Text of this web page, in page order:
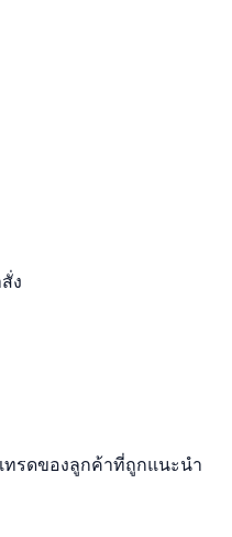
ง
ทรดของลูกค้าที่ถูกแนะนำ